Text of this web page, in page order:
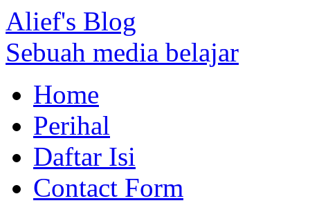
Alief's Blog
Sebuah media belajar
Home
Perihal
Daftar Isi
Contact Form